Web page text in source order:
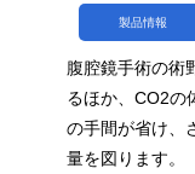
製品情報
腹腔鏡手術の術
るほか、CO2の
の手間が省け、
量を図ります。